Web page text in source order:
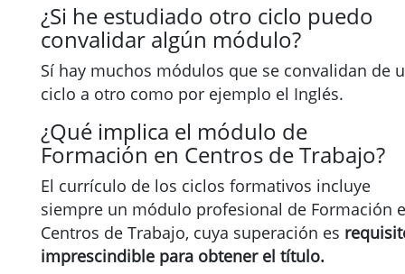
¿Si he estudiado otro ciclo puedo
convalidar algún módulo?
Sí hay muchos módulos que se convalidan de
ciclo a otro como por ejemplo el Inglés.
¿Qué implica el módulo de
Formación en Centros de Trabajo?
El currículo de los ciclos formativos incluye
siempre un módulo profesional de Formación
Centros de Trabajo, cuya superación es
imprescindible para obtener el título.